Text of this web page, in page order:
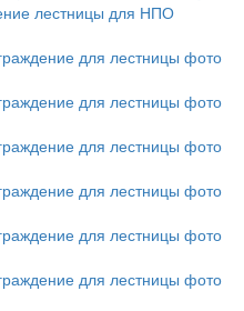
лестницы для НПО
для лестницы фото
для лестницы фото
для лестницы фото
для лестницы фото
для лестницы фото
для лестницы фото